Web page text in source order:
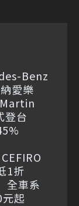
Benz
愛樂
登台
1折
全車系
起